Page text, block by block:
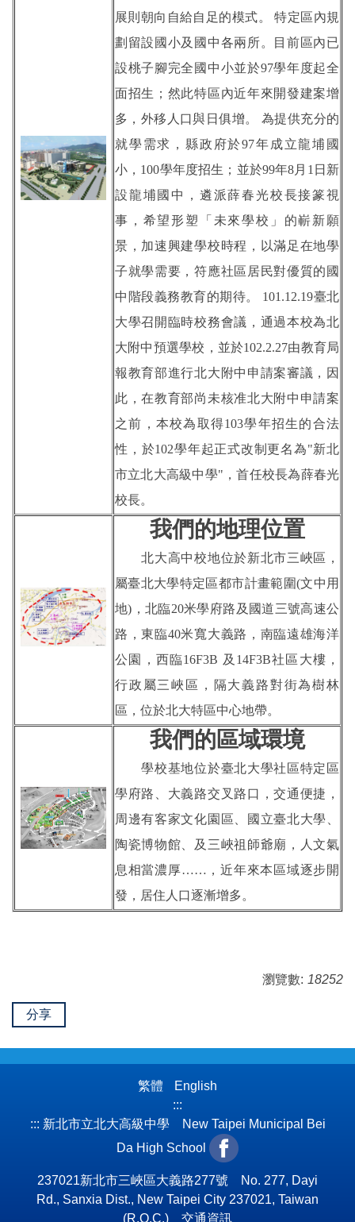
展則朝向自給自足的模式。 特定區內規
劃留設國小及國中各兩所。目前區內已
設桃子腳完全國中小並於97學年度起全
面招生；然此特區內近年來開發建案增
多，外移人口與日俱增。 為提供充分的
就學需求，縣政府於97年成立龍埔國
小，100學年度招生；並於99年8月1日新
設龍埔國中，遴派薛春光校長接篆視
事，希望形塑「未來學校」的嶄新願
景，加速興建學校時程，以滿足在地學
子就學需要，符應社區居民對優質的國
中階段義務教育的期待。 101.12.19臺北
大學召開臨時校務會議，通過本校為北
大附中預選學校，並於102.2.27由教育局
報教育部進行北大附中申請案審議，因
此，在教育部尚未核准北大附中申請案
之前，本校為取得103學年招生的合法
性，於102學年起正式改制更名為"新北
市立北大高級中學"，首任校長為薛春光
校長。
我們的地理位置
北大高中校地位於新北市三峽區，
屬臺北大學特定區都市計畫範圍(文中用
地)，北臨20米學府路及國道三號高速公
路，東臨40米寬大義路，南臨遠雄海洋
公園，西臨16F3B 及14F3B社區大樓，
行政屬三峽區，隔大義路對街為樹林
區，位於北大特區中心地帶。
我們的區域環境
學校基地位於臺北大學社區特定區
學府路、大義路交叉路口，交通便捷，
周邊有客家文化園區、國立臺北大學、
陶瓷博物館、及三峽祖師爺廟，人文氣
息相當濃厚……，近年來本區域逐步開
發，居住人口逐漸增多。
瀏覽數: 18252
分享
繁體
English
:::
::: 新北市立北大高級中學 New Taipei Municipal Bei
Da High School
237021新北市三峽區大義路277號 No. 277, Dayi
Rd., Sanxia Dist., New Taipei City 237021, Taiwan
(R.O.C.) 交通資訊